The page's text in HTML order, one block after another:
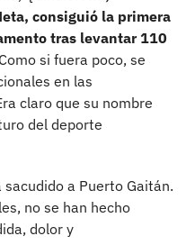
consiguió la primera
tras levantar 110
Como si fuera poco, se
en las
claro que su nombre
del deporte
a Puerto Gaitán.
no se han hecho
dolor y